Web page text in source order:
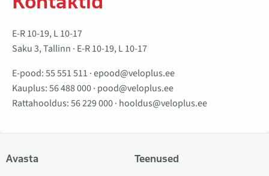
E-R 10-19, L 10-17
Saku 3, Tallinn · E-R 10-19, L 10-17
E-pood:55 551 511 ·epood@veloplus.ee
Kauplus:56 488 000· pood@veloplus.ee
Rattahooldus:56 229 000· hooldus@veloplus.ee
Avasta Teenused